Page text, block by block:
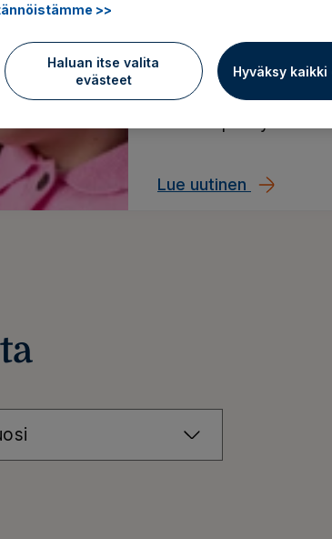
Sosiaali- ja
hallituksen
muuttamiseksi. YEL-
etuudet
viimeksi päättyneen
perusteella.
YEL-uudistuksesta
Lue uutinen
>>
Haluan itse valita
evästeet
Hyväksy